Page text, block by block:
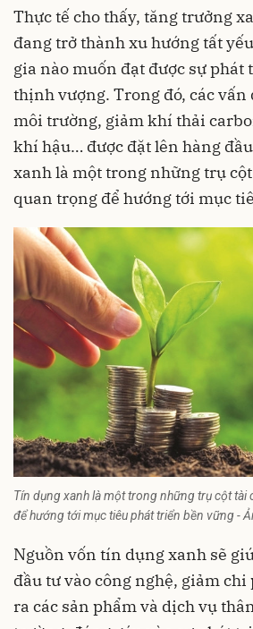
Thực tế cho thấy, tăng trưởng
đang trở thành xu hướng tất
gia nào muốn đạt được sự
thịnh vượng. Trong đó, các vấn
môi trường, giảm khí thải
khí hậu… được đặt lên hàng
xanh là một trong những trụ
quan trọng để hướng tới mục
Tín dụng xanh là một trong những trụ cột tài
để hướng tới mục tiêu phát triển bền vững -
Nguồn vốn tín dụng xanh sẽ
đầu tư vào công nghệ, giảm
ra các sản phẩm và dịch vụ